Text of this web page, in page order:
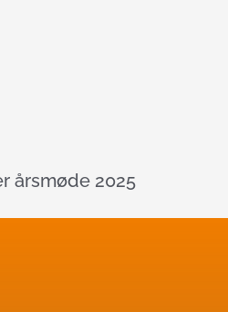
årsmøde 2025